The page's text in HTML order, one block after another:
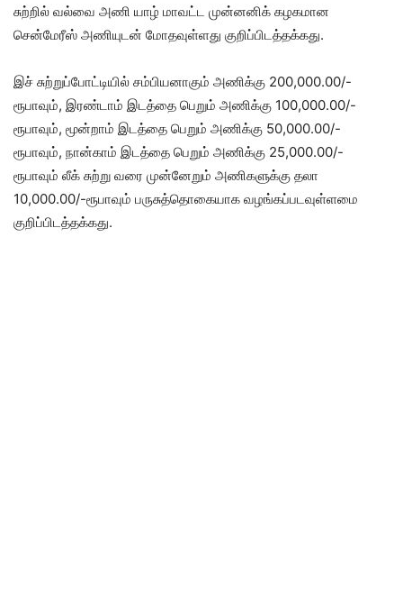
சுற்றில் வல்வை அணி யாழ் மாவட்ட முன்னனிக் கழகமான
சென்மேரீஸ் அணியுடன் மோதவுள்ளது குறிப்பிடத்தக்கது.
இச் சுற்றுப்போட்டியில் சம்பியனாகும் அணிக்கு 200,000.00/-
ரூபாவும், இரண்டாம் இடத்தை பெறும் அணிக்கு 100,000.00/-
ரூபாவும், மூன்றாம் இடத்தை பெறும் அணிக்கு 50,000.00/-
ரூபாவும், நான்காம் இடத்தை பெறும் அணிக்கு 25,000.00/-
ரூபாவும் லீக் சுற்று வரை முன்னேறும் அணிகளுக்கு தலா
10,000.00/-ரூபாவும் பருசுத்தொகையாக வழங்கப்படவுள்ளமை
குறிப்பிடத்தக்கது.